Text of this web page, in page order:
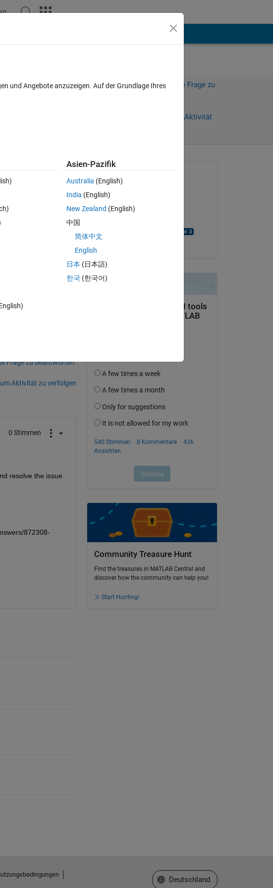
が、引き続
。
Melden Sie sich an, um diese Frage zu
Anmelden, um Aktivität
0 Stimmen
をアドオンマ
かせなくなって
Frage zu beantworten.
Aktivität zu verfolgen
0 Stimmen
resolve the issue
872308-
am 27 Sep. 2024
Community Treasure Hunt
Find the treasures in MATLAB Central and
discover how the community can help you!
Start Hunting!
und Angebote anzuzeigen. Auf der Grundlage Ihres
Asien-Pazifik
Australia (English)
India (English)
New Zealand (English)
中国
简体中文
English
日本 (日本語)
한국 (한국어)
Website auswählen
Deutschland